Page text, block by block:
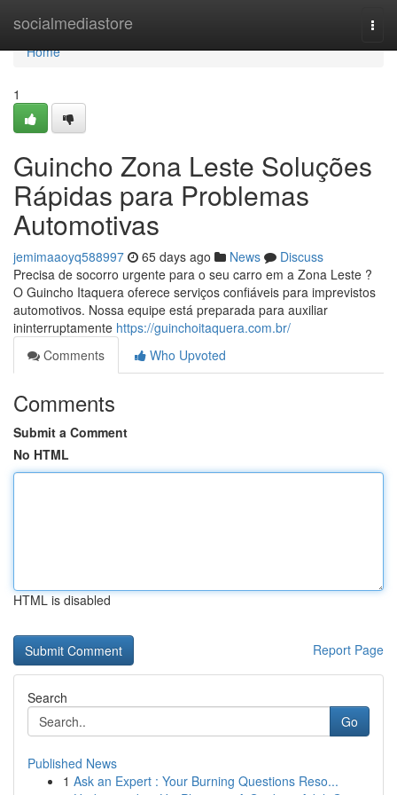
socialmediastore
Home
Home
1
Guincho Zona Leste Soluções
Rápidas para Problemas
Automotivas
jemimaaoyq588997 65 days ago News
Discuss
Precisa de socorro urgente para o seu carro em a Zona Leste ?
O Guincho Itaquera oferece serviços confiáveis para imprevistos
automotivos. Nossa equipe está preparada para auxiliar
ininterruptamente https://guinchoitaquera.com.br/
Comments
Who Upvoted
Comments
Submit a Comment
No HTML
HTML is disabled
Report Page
Search
Go
Published News
1 Ask an Expert : Your Burning Questions Reso...